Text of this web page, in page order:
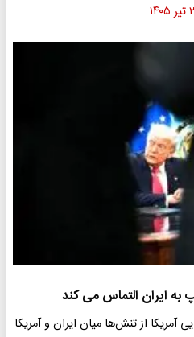
به ایران التماس می کند
آمریکا از تنش‌ها میان ایران و آمریکا